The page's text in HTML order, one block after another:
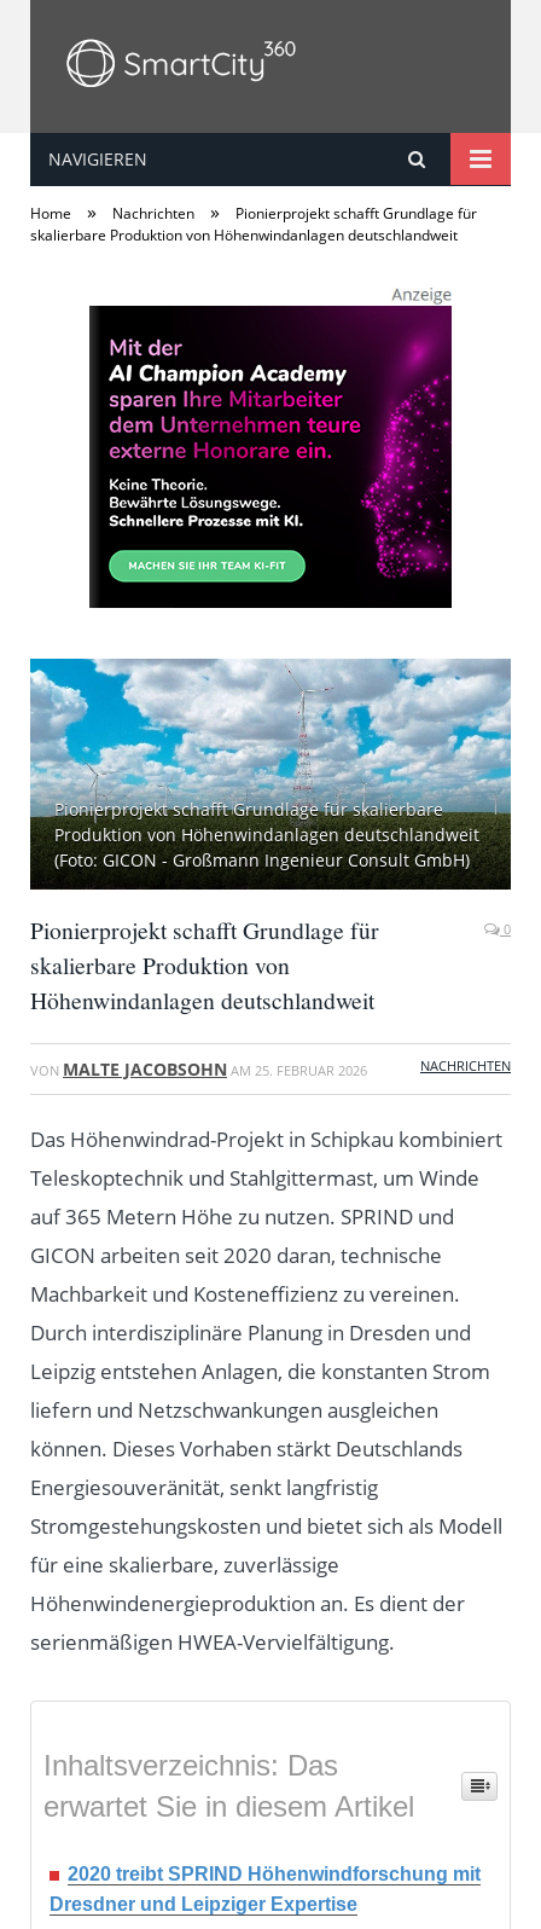
SmartCity360
NAVIGIEREN
Home » Nachrichten »
Pionierprojekt schafft Grundlage für
skalierbare Produktion von Höhenwindanlagen deutschlandweit
Pionierprojekt schafft Grundlage für skalierbare
Produktion von Höhenwindanlagen deutschlandweit
(Foto: GICON - Großmann Ingenieur Consult GmbH)
Pionierprojekt schafft Grundlage für
skalierbare Produktion von
Höhenwindanlagen deutschlandweit
0
VON MALTE JACOBSOHN AM 25. FEBRUAR 2026 NACHRICHTEN
Das Höhenwindrad-Projekt in Schipkau kombiniert
Teleskoptechnik und Stahlgittermast, um Winde
auf 365 Metern Höhe zu nutzen. SPRIND und
GICON arbeiten seit 2020 daran, technische
Machbarkeit und Kosteneffizienz zu vereinen.
Durch interdisziplinäre Planung in Dresden und
Leipzig entstehen Anlagen, die konstanten Strom
liefern und Netzschwankungen ausgleichen
können. Dieses Vorhaben stärkt Deutschlands
Energiesouveränität, senkt langfristig
Stromgestehungskosten und bietet sich als Modell
für eine skalierbare, zuverlässige
Höhenwindenergieproduktion an. Es dient der
serienmäßigen HWEA-Vervielfältigung.
Inhaltsverzeichnis: Das
erwartet Sie in diesem Artikel
2020 treibt SPRIND Höhenwindforschung mit
Dresdner und Leipziger Expertise